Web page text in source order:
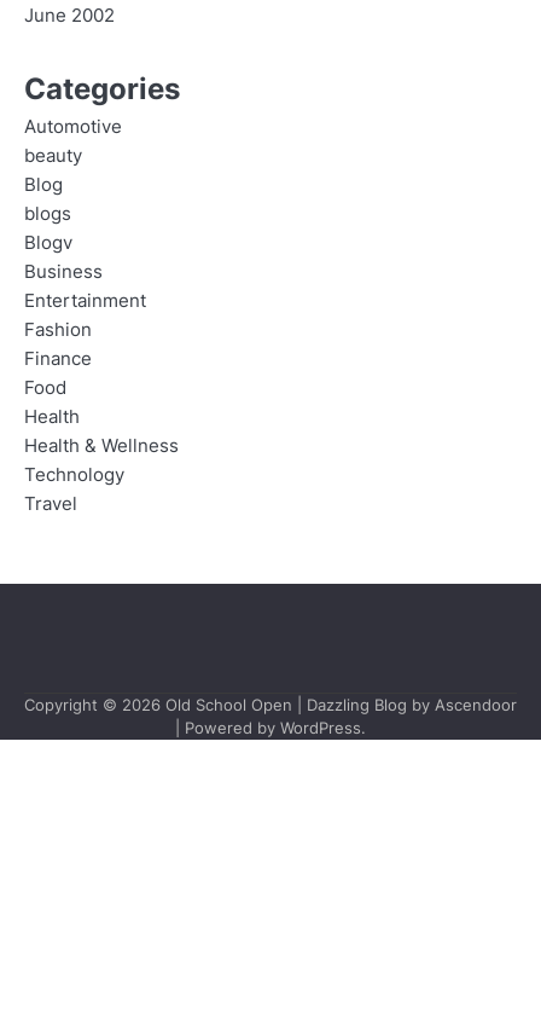
June 2002
Categories
Automotive
beauty
Blog
blogs
Blogv
Business
Entertainment
Fashion
Finance
Food
Health
Health & Wellness
Technology
Travel
Copyright © 2026 Old School Open | Dazzling Blog by Ascendoor
| Powered by WordPress.